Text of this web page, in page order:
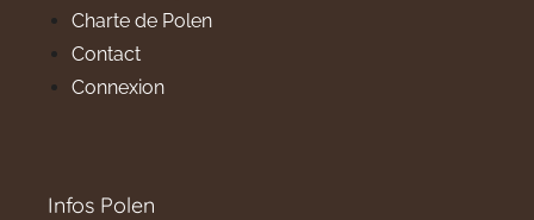
Charte de Polen
Contact
Connexion
Infos Polen